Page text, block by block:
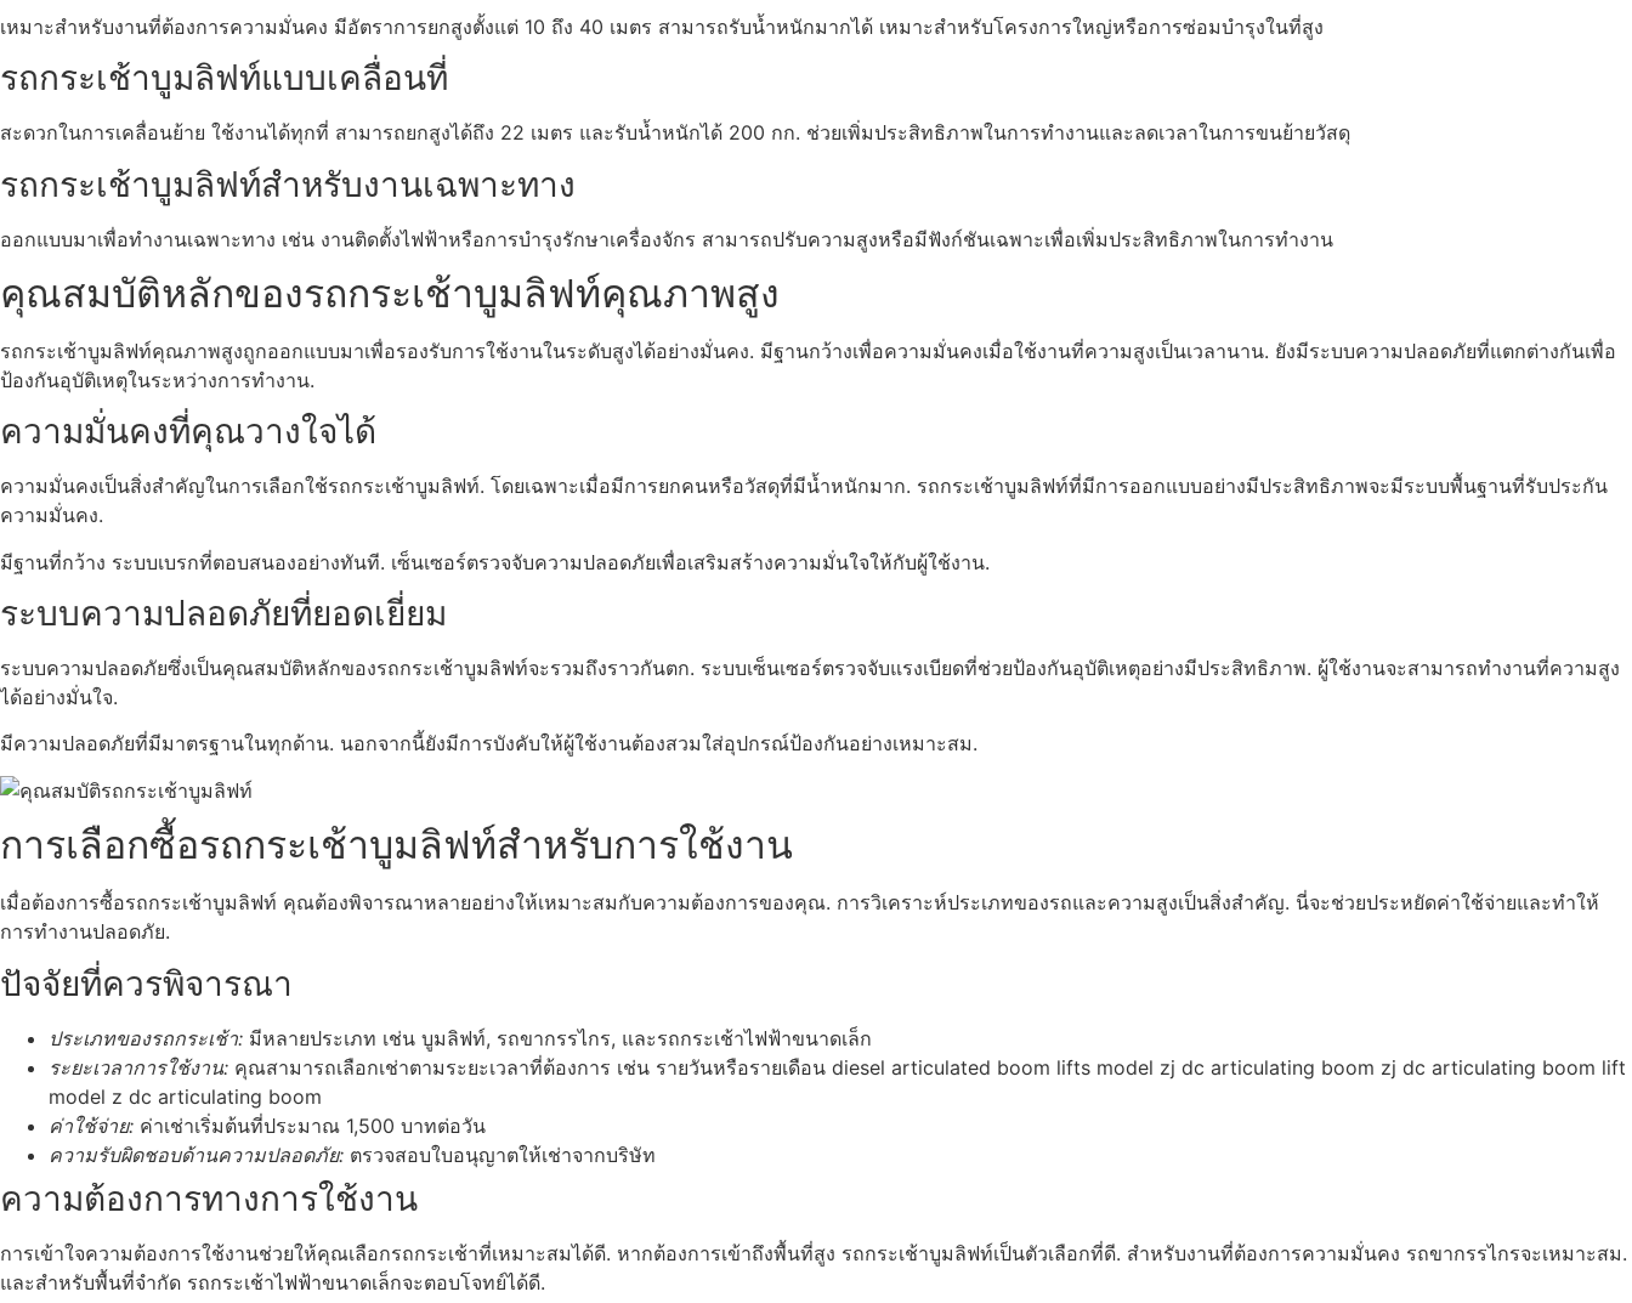
เหมาะสำหรับงานที่ต้องการความมั่นคง มีอัตราการยกสูงตั้งแต่ 10 ถึง 40 เมตร สามารถรับน้ำหนักมากได้ เหมาะสำหรับโครงการใหญ่หรือการซ่อมบำรุงในที่สูง
รถกระเช้าบูมลิฟท์แบบเคลื่อนที่
สะดวกในการเคลื่อนย้าย ใช้งานได้ทุกที่ สามารถยกสูงได้ถึง 22 เมตร และรับน้ำหนักได้ 200 กก. ช่วยเพิ่มประสิทธิภาพในการทำงานและลดเวลาในการขนย้ายวัสดุ
รถกระเช้าบูมลิฟท์สำหรับงานเฉพาะทาง
ออกแบบมาเพื่อทำงานเฉพาะทาง เช่น งานติดตั้งไฟฟ้าหรือการบำรุงรักษาเครื่องจักร สามารถปรับความสูงหรือมีฟังก์ชันเฉพาะเพื่อเพิ่มประสิทธิภาพในการทำงาน
คุณสมบัติหลักของรถกระเช้าบูมลิฟท์คุณภาพสูง
รถกระเช้าบูมลิฟท์คุณภาพสูงถูกออกแบบมาเพื่อรองรับการใช้งานในระดับสูงได้อย่างมั่นคง. มีฐานกว้างเพื่อความมั่นคงเมื่อใช้งานที่ความสูงเป็นเวลานาน. ยังมีระบบความปลอดภัยที่แตกต่างกันเพื่อ
ป้องกันอุบัติเหตุในระหว่างการทำงาน.
ความมั่นคงที่คุณวางใจได้
ความมั่นคงเป็นสิ่งสำคัญในการเลือกใช้รถกระเช้าบูมลิฟท์. โดยเฉพาะเมื่อมีการยกคนหรือวัสดุที่มีน้ำหนักมาก. รถกระเช้าบูมลิฟท์ที่มีการออกแบบอย่างมีประสิทธิภาพจะมีระบบพื้นฐานที่รับประกัน
ความมั่นคง.
มีฐานที่กว้าง ระบบเบรกที่ตอบสนองอย่างทันที. เซ็นเซอร์ตรวจจับความปลอดภัยเพื่อเสริมสร้างความมั่นใจให้กับผู้ใช้งาน.
ระบบความปลอดภัยที่ยอดเยี่ยม
ระบบความปลอดภัยซึ่งเป็นคุณสมบัติหลักของรถกระเช้าบูมลิฟท์จะรวมถึงราวกันตก. ระบบเซ็นเซอร์ตรวจจับแรงเบียดที่ช่วยป้องกันอุบัติเหตุอย่างมีประสิทธิภาพ. ผู้ใช้งานจะสามารถทำงานที่ความสูง
ได้อย่างมั่นใจ.
มีความปลอดภัยที่มีมาตรฐานในทุกด้าน. นอกจากนี้ยังมีการบังคับให้ผู้ใช้งานต้องสวมใส่อุปกรณ์ป้องกันอย่างเหมาะสม.
การเลือกซื้อรถกระเช้าบูมลิฟท์สำหรับการใช้งาน
เมื่อต้องการซื้อรถกระเช้าบูมลิฟท์ คุณต้องพิจารณาหลายอย่างให้เหมาะสมกับความต้องการของคุณ. การวิเคราะห์ประเภทของรถและความสูงเป็นสิ่งสำคัญ. นี่จะช่วยประหยัดค่าใช้จ่ายและทำให้
การทำงานปลอดภัย.
ปัจจัยที่ควรพิจารณา
ประเภทของรถกระเช้า: มีหลายประเภท เช่น บูมลิฟท์, รถขากรรไกร, และรถกระเช้าไฟฟ้าขนาดเล็ก
ระยะเวลาการใช้งาน: คุณสามารถเลือกเช่าตามระยะเวลาที่ต้องการ เช่น รายวันหรือรายเดือน diesel articulated boom lifts model zj dc articulating boom zj dc articulating boom lift
model z dc articulating boom
ค่าใช้จ่าย: ค่าเช่าเริ่มต้นที่ประมาณ 1,500 บาทต่อวัน
ความรับผิดชอบด้านความปลอดภัย: ตรวจสอบใบอนุญาตให้เช่าจากบริษัท
ความต้องการทางการใช้งาน
การเข้าใจความต้องการใช้งานช่วยให้คุณเลือกรถกระเช้าที่เหมาะสมได้ดี. หากต้องการเข้าถึงพื้นที่สูง รถกระเช้าบูมลิฟท์เป็นตัวเลือกที่ดี. สำหรับงานที่ต้องการความมั่นคง รถขากรรไกรจะเหมาะสม.
และสำหรับพื้นที่จำกัด รถกระเช้าไฟฟ้าขนาดเล็กจะตอบโจทย์ได้ดี.